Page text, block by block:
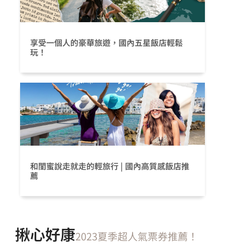
享受一個人的豪華旅遊，國內五星飯店輕鬆
玩！
和閨蜜說走就走的輕旅行 | 國內高質感飯店推
薦
揪心好康2023夏季超人氣票券推薦！